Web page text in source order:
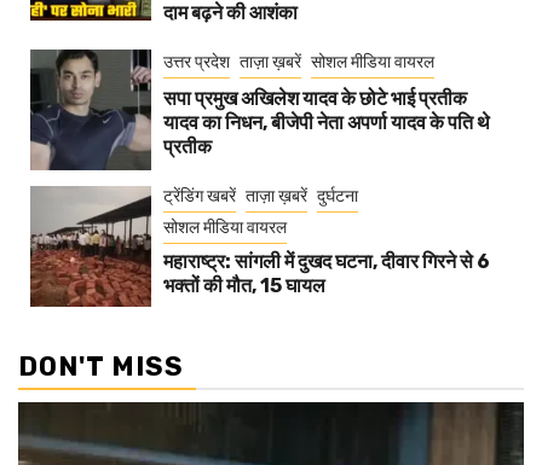
दाम बढ़ने की आशंका
उत्तर प्रदेश ताज़ा ख़बरें सोशल मीडिया वायरल
सपा प्रमुख अखिलेश यादव के छोटे भाई प्रतीक
यादव का निधन, बीजेपी नेता अपर्णा यादव के पति थे
प्रतीक
ट्रेंडिंग खबरें ताज़ा ख़बरें दुर्घटना
सोशल मीडिया वायरल
महाराष्ट्र: सांगली में दुखद घटना, दीवार गिरने से 6
भक्तों की मौत, 15 घायल
DON'T MISS